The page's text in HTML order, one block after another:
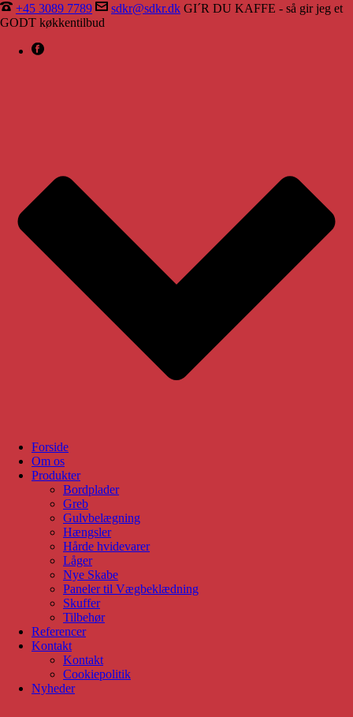
+45 3089 7789 sdkr@sdkr.dk GI´R DU KAFFE - så gir jeg et
GODT køkkentilbud
Forside
Om os
Produkter
Bordplader
Greb
Gulvbelægning
Hængsler
Hårde hvidevarer
Låger
Nye Skabe
Paneler til Vægbeklædning
Skuffer
Tilbehør
Referencer
Kontakt
Kontakt
Cookiepolitik
Nyheder